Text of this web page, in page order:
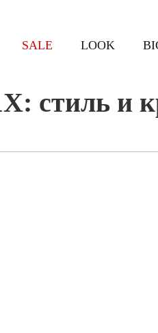
SALE LOOK
SALE LOOK
стиль и